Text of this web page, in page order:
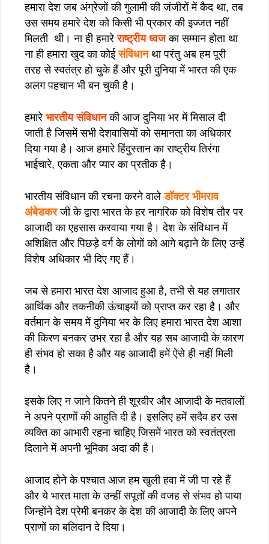
हमारा देश जब अंग्रेजों की गुलामी की जंजीरों में कैद था, तब
उस समय हमारे देश को किसी भी प्रकार की इज्जत नहीं
मिलती थी। ना ही हमारे राष्ट्रीय ध्वजका सम्मान होता था
ना ही हमारा खुद का कोईसंविधानथा परंतु अब हम पूरी
तरह से स्वतंत्र हो चुके हैं और पूरी दुनिया में भारत की एक
अलग पहचान भी बन चुकी है।
हमारे भारतीय संविधानकी आज दुनिया भर में मिसाल दी
जाती है जिसमें सभी देशवासियों को समानता का अधिकार
दिया गया है। आज हमारे हिंदुस्तान का राष्ट्रीय तिरंगा
भाईचारे, एकता और प्यार का प्रतीक है।
भारतीय संविधान की रचना करने वालेडॉक्टर भीमराव
अंबेडकरजी के द्वारा भारत के हर नागरिक को विशेष तौर पर
आजादी का एहसास करवाया गया है। देश के संविधान में
अशिक्षित और पिछड़े वर्ग के लोगों को आगे बढ़ाने के लिए उन्हें
विशेष अधिकार भी दिए गए हैं।
जब से हमारा भारत देश आजाद हुआ है, तभी से यह लगातार
आर्थिक और तकनीकी ऊंचाइयों को प्राप्त कर रहा है। और
वर्तमान के समय में दुनिया भर के लिए हमारा भारत देश आशा
की किरण बनकर उभर रहा है और यह सब आजादी के कारण
ही संभव हो सका है और यह आजादी हमें ऐसे ही नहीं मिली
है।
इसके लिए न जाने कितने ही शूरवीर और आजादी के मतवालों
ने अपने प्राणों की आहुति दी है। इसलिए हमें सदैव हर उस
व्यक्ति का आभारी रहना चाहिए जिसमें भारत को स्वतंत्रता
दिलाने में अपनी भूमिका अदा की है।
आजाद होने के पश्चात आज हम खुली हवा में जी पा रहे हैं
और ये भारत माता के उन्हीं सपूतों की वजह से संभव हो पाया
जिन्होंने देश प्रेमी बनकर के देश की आजादी के लिए अपने
प्राणों का बलिदान दे दिया।